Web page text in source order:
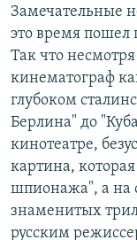
Замечательные
это время пошел
Так что
кинематограф
глубоком
Берлина" до
кинотеатре,
картина,
шпионажа", а на
знаменитых
русским